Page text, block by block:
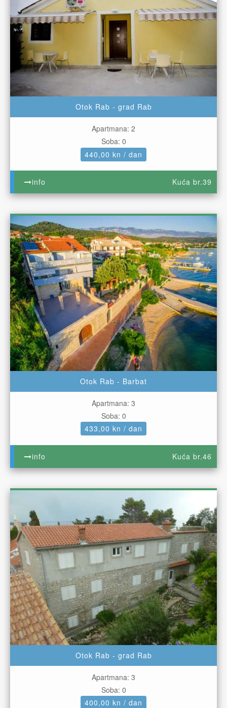
Kuća br.39
Otok Rab - grad Rab
Apartmana: 2
Soba: 0
440,00 kn / dan
info
Kuća br.46
Otok Rab - Barbat
Apartmana: 3
Soba: 0
433,00 kn / dan
info
Otok Rab - grad Rab
Apartmana: 3
Soba: 0
400,00 kn / dan